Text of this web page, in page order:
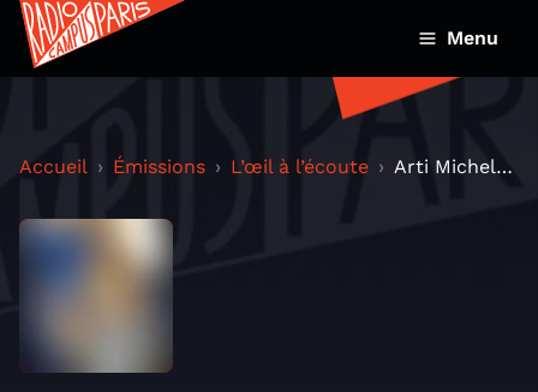
Menu
Accueil Émissions L’œil à l’écoute Arti Michelet Show ! Samedi 30 mai 2015 en direct...